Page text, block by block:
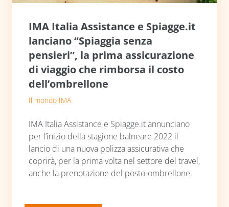
IMA Italia Assistance e Spiagge.it
lanciano “Spiaggia senza
pensieri”, la prima assicurazione
di viaggio che rimborsa il costo
dell’ombrellone
Il mondo IMA
IMA Italia Assistance e Spiagge.it annunciano
per l’inizio della stagione balneare 2022 il
lancio di una nuova polizza assicurativa che
coprirà, per la prima volta nel settore del travel,
anche la prenotazione del posto-ombrellone.